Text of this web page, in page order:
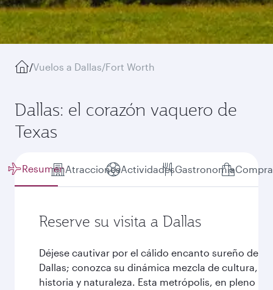
/Vuelos a Dallas/Fort Worth
Dallas: el corazón vaquero de
Texas
ResumenAtraccionesActividadesGastronomía
Reserve su visita a Dallas
Déjese cautivar por el cálido encanto sureño de
Dallas; conozca su dinámica mezcla de cultura,
historia y naturaleza. Esta metrópolis, en pleno